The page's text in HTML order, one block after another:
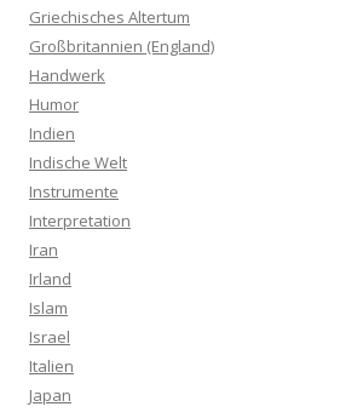
Griechisches Altertum
Großbritannien (England)
Handwerk
Humor
Indien
Indische Welt
Instrumente
Interpretation
Iran
Irland
Islam
Israel
Italien
Japan